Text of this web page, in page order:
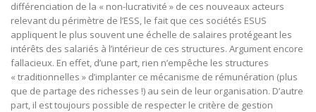
différenciation de la « non-lucrativité » de ces nouveaux acteurs
relevant du périmètre de l’ESS, le fait que ces sociétés ESUS
appliquent le plus souvent une échelle de salaires protégeant les
intérêts des salariés à l’intérieur de ces structures. Argument encore
fallacieux. En effet, d’une part, rien n’empêche les structures
« traditionnelles » d’implanter ce mécanisme de rémunération (plus
que de partage des richesses !) au sein de leur organisation. D’autre
part, il est toujours possible de respecter le critère de gestion